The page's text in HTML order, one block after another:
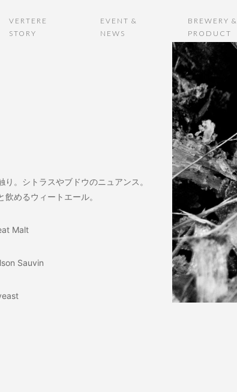
VERTERE
STORY
EVENT &
NEWS
BREWERY &
PRODUCT
。シトラスやブドウのニュアンス。
めるウィートエール。
Malt
Sauvin